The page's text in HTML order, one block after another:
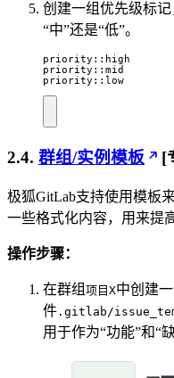
创建一组优先级标记
“中”还是“低”。
priority::low
2.4. 群组/实例模板 [
极狐GitLab支持使用模板
一些格式化内容，用来提
操作步骤：
在群组 项目X中创建
件 .gitlab/
用于作为“功能”和“